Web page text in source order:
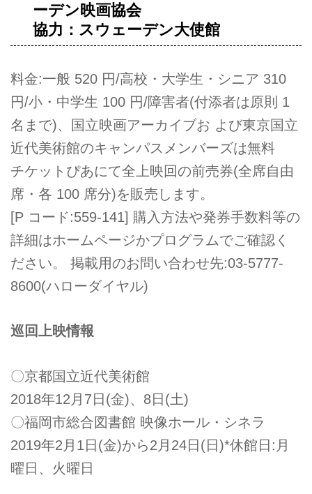
ーデン映画協会
協力：スウェーデン大使館
料金:一般 520 円/高校・大学生・シニア 310
円/小・中学生 100 円/障害者(付添者は原則 1
名まで)、国立映画アーカイブお よび東京国立
近代美術館のキャンパスメンバーズは無料
チケットぴあにて全上映回の前売券(全席自由
席・各 100 席分)を販売します。
[P コード:559-141] 購入方法や発券手数料等の
詳細はホームページかプログラムでご確認く
ださい。 掲載用のお問い合わせ先:03-5777-
8600(ハローダイヤル)
巡回上映情報
〇京都国立近代美術館
2018年12月7日(金)、8日(土)
〇福岡市総合図書館 映像ホール・シネラ
2019年2月1日(金)から2月24日(日)*休館日:月
曜日、火曜日